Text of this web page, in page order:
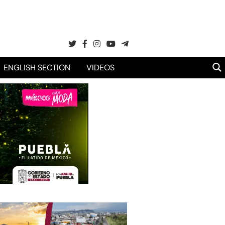
ENGLISH SECTION VIDEOS